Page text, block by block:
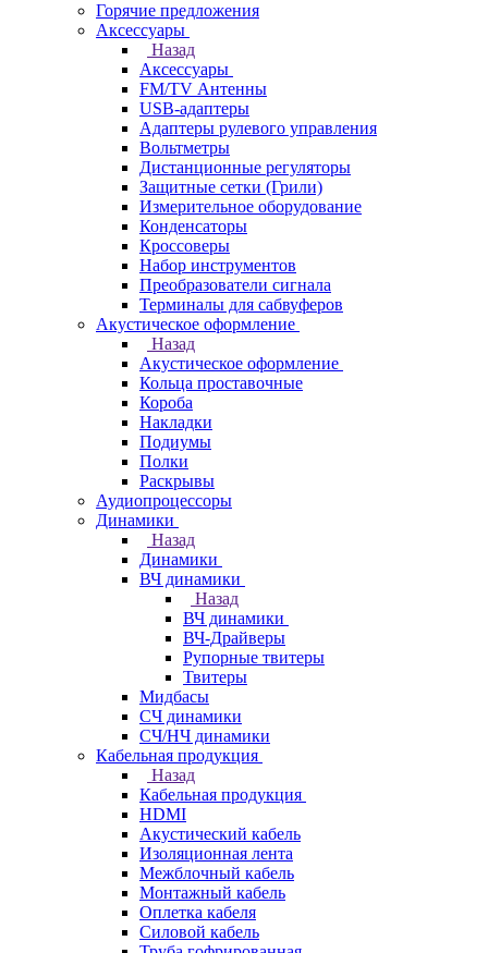
Горячие предложения
Аксессуары
Назад
Аксессуары
FM/TV Антенны
USB-адаптеры
Адаптеры рулевого управления
Вольтметры
Дистанционные регуляторы
Защитные сетки (Грили)
Измерительное оборудование
Конденсаторы
Кроссоверы
Набор инструментов
Преобразователи сигнала
Терминалы для сабвуферов
Акустическое оформление
Назад
Акустическое оформление
Кольца проставочные
Короба
Накладки
Подиумы
Полки
Раскрывы
Аудиопроцессоры
Динамики
Назад
Динамики
ВЧ динамики
Назад
ВЧ динамики
ВЧ-Драйверы
Рупорные твитеры
Твитеры
Мидбасы
СЧ динамики
СЧ/НЧ динамики
Кабельная продукция
Назад
Кабельная продукция
HDMI
Акустический кабель
Изоляционная лента
Межблочный кабель
Монтажный кабель
Оплетка кабеля
Силовой кабель